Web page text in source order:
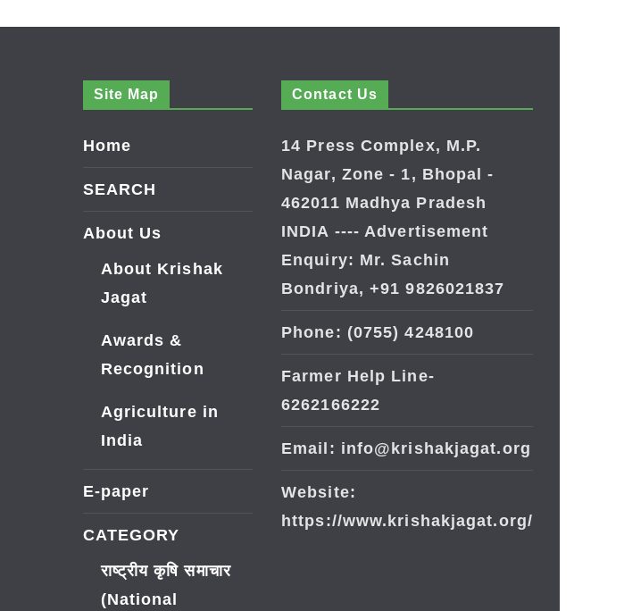
Site Map
Home
SEARCH
About Us
About Krishak
Jagat
Awards &
Recognition
Agriculture in
India
E-paper
CATEGORY
राष्ट्रीय कृषि समाचार
(National
Contact Us
14 Press Complex, M.P.
Nagar, Zone - 1, Bhopal -
462011 Madhya Pradesh
INDIA ---- Advertisement
Enquiry: Mr. Sachin
Bondriya, +91 9826021837
Phone: (0755) 4248100
Farmer Help Line-
6262166222
Email: info@krishakjagat.org
Website:
https://www.krishakjagat.org/